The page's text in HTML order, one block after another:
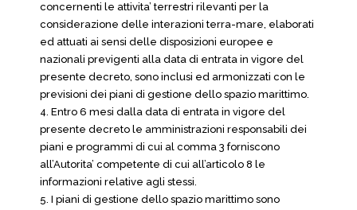
concernenti le attivita’ terrestri rilevanti per la
considerazione delle interazioni terra-mare, elaborati
ed attuati ai sensi delle disposizioni europee e
nazionali previgenti alla data di entrata in vigore del
presente decreto, sono inclusi ed armonizzati con le
previsioni dei piani di gestione dello spazio marittimo.
4. Entro 6 mesi dalla data di entrata in vigore del
presente decreto le amministrazioni responsabili dei
piani e programmi di cui al comma 3 forniscono
all’Autorita’ competente di cui all’articolo 8 le
informazioni relative agli stessi.
5. I piani di gestione dello spazio marittimo sono